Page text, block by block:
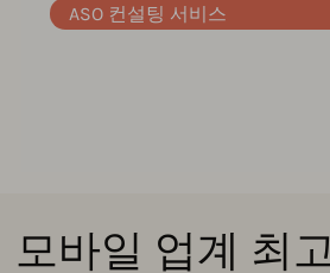
ASO 컨설팅 서비스
모바일 업계 최